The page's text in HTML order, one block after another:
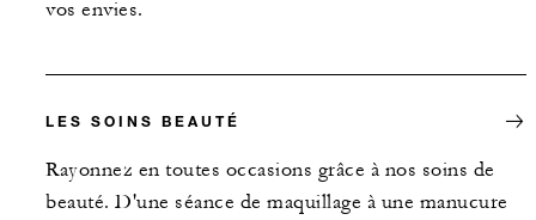
vos envies.
LES SOINS BEAUTÉ
Rayonnez en toutes occasions grâce à nos soins de
beauté. D'une séance de maquillage à une manucure